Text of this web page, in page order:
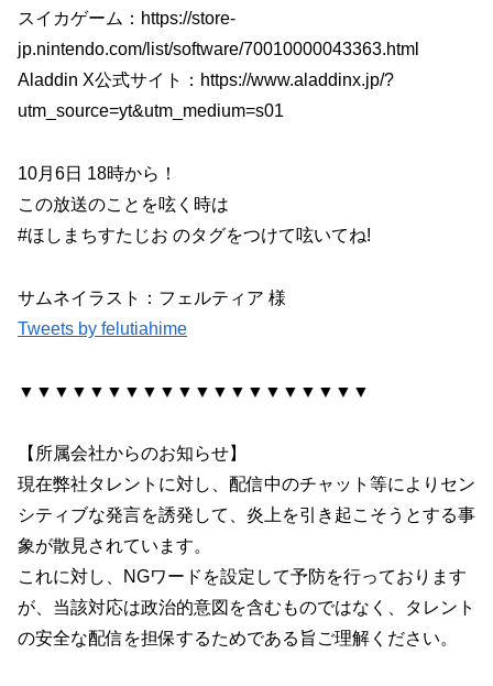
スイカゲーム：https://store-
jp.nintendo.com/list/software/70010000043363.html
Aladdin X公式サイト：https://www.aladdinx.jp/?
utm_source=yt&utm_medium=s01
10月6日 18時から！
この放送のことを呟く時は
#ほしまちすたじお のタグをつけて呟いてね!
サムネイラスト：フェルティア 様
Tweets by felutiahime
▼▼▼▼▼▼▼▼▼▼▼▼▼▼▼▼▼▼▼▼
【所属会社からのお知らせ】
現在弊社タレントに対し、配信中のチャット等によりセン
シティブな発言を誘発して、炎上を引き起こそうとする事
象が散見されています。
これに対し、NGワードを設定して予防を行っております
が、当該対応は政治的意図を含むものではなく、タレント
の安全な配信を担保するためである旨ご理解ください。